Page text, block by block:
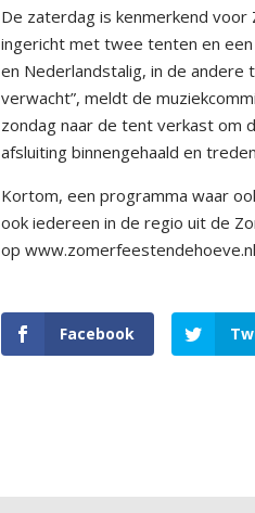
De zaterdag is kenmerkend
ingericht met twee tenten en
en Nederlandstalig, in de
verwacht”, meldt de
zondag naar de tent verkast om
afsluiting binnengehaald en
Kortom, een programma waar
ook iedereen in de regio uit de
op
Facebook